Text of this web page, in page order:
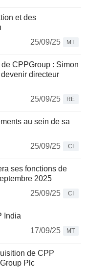
et des
25/09/25
MT
CPPGroup : Simon
directeur
25/09/25
RE
au sein de sa
25/09/25
CI
ses fonctions de
2025
25/09/25
CI
India
17/09/25
MT
de CPP
Plc